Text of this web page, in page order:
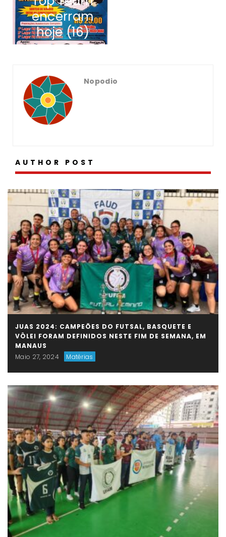
encerram
hoje (16)
Nopodio
AUTHOR POST
JUAS 2024: CAMPEÕES DO FUTSAL, BASQUETE E
VÔLEI FORAM DEFINIDOS NESTE FIM DE SEMANA, EM
MANAUS
Maio 27, 2024
Matérias